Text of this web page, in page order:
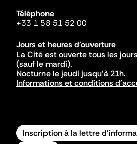
Téléphone
+33 1 58 51 52 00
Jours et heures d'ouverture
La Cité est ouverte tous les
(sauf le mardi).
Nocturne le jeudi jusqu'à 21h.
Informations et conditions
Inscription à la lettre